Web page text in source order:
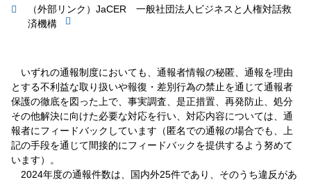
（外部リンク）JaCER 一般社団法人ビジネスと人権対話救
済機構
いずれの通報制度においても、通報者情報の秘匿、通報を理由
とする不利益な取り扱いや報復・差別行為の禁止を通じて通報者
保護の徹底を図った上で、事実調査、是正措置、再発防止、処分
その他解決に向けた必要な対応を行い、対応内容については、通
報者にフィードバックしています（匿名での通報の場合でも、上
記の手段を通じて間接的にフィードバックを提供するよう努めて
います）。
2024年度の通報件数は、国内外25件であり、そのうち違反があ